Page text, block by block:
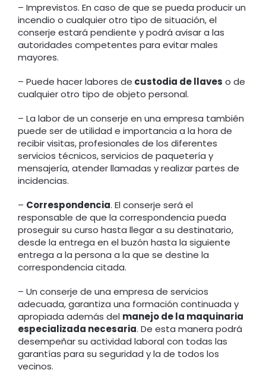
– Imprevistos. En caso de que se pueda producir un
incendio o cualquier otro tipo de situación, el
conserje estará pendiente y podrá avisar a las
autoridades competentes para evitar males
mayores.
– Puede hacer labores de custodia de llaves o de
cualquier otro tipo de objeto personal.
– La labor de un conserje en una empresa también
puede ser de utilidad e importancia a la hora de
recibir visitas, profesionales de los diferentes
servicios técnicos, servicios de paquetería y
mensajería, atender llamadas y realizar partes de
incidencias.
– Correspondencia. El conserje será el
responsable de que la correspondencia pueda
proseguir su curso hasta llegar a su destinatario,
desde la entrega en el buzón hasta la siguiente
entrega a la persona a la que se destine la
correspondencia citada.
– Un conserje de una empresa de servicios
adecuada, garantiza una formación continuada y
apropiada además del manejo de la maquinaria
especializada necesaria. De esta manera podrá
desempeñar su actividad laboral con todas las
garantías para su seguridad y la de todos los
vecinos.